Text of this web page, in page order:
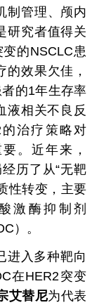
制管理、颅内
研究者值得关
的NSCLC患
效果欠佳，
的1年生存率
液相关不良反
治疗策略对
。近年来，
历了从“无靶
性转变，主要
激酶抑制剂
）。
入多种靶向
在HER2突变
艾替尼为代表